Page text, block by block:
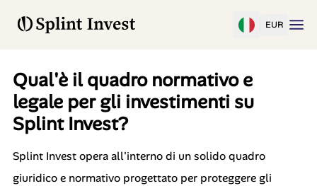
EUR
Qual'è il quadro normativo e
legale per gli investimenti su
Splint Invest?
Splint Invest opera all'interno di un solido quadro
giuridico e normativo progettato per proteggere gli